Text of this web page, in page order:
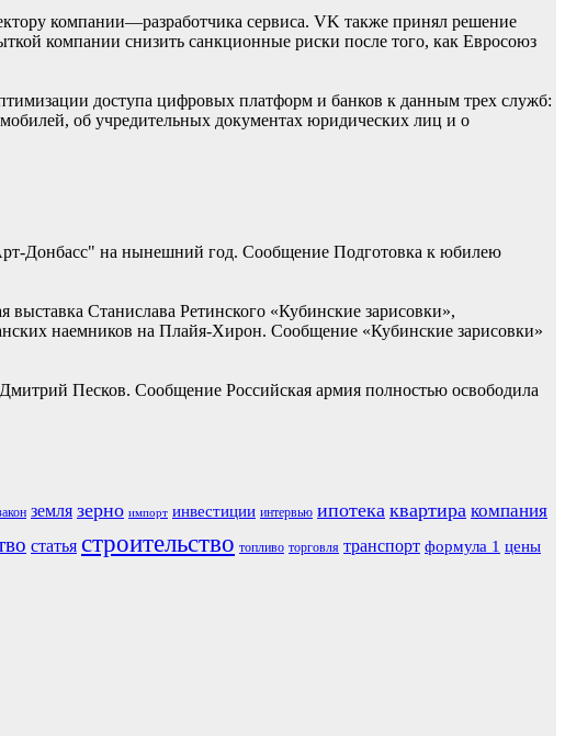
компании—разработчика сервиса. VK также принял решение
компании снизить санкционные риски после того, как Евросоюз
доступа цифровых платформ и банков к данным трех служб:
об учредительных документах юридических лиц и о
Донбасс" на нынешний год. Сообщение Подготовка к юбилею
Станислава Ретинского «Кубинские зарисовки»,
наемников на Плайя-Хирон. Сообщение «Кубинские зарисовки»
Песков. Сообщение Российская армия полностью освободила
земля зерно импорт инвестиции интервью ипотека квартира компания
статья строительство топливо торговля транспорт формула 1 цены